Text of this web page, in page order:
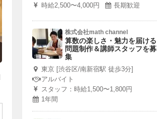
時給2,500〜4,000円
長期歓迎
株式会社math channel
算数の楽しさ・魅力を届ける
問題制作＆講師スタッフを募
集
東京 [渋谷区/南新宿駅 徒歩3分]
アルバイト
スタッフ：時給1,500〜1,800円
1年間